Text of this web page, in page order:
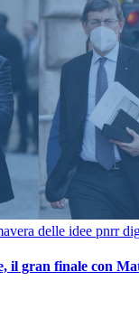
delle idee pnrr
il gran finale con